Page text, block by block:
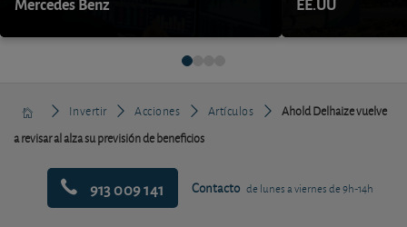
Invertir Acciones Artículos
Ahold Delhaize vuelve
a revisar al alza su previsión de beneficios
913 009 141 Contacto de lunes a viernes de 9h-14h